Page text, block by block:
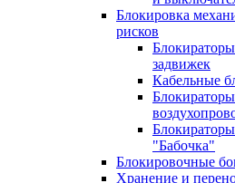
Блокировка
рисков
задвижек
Кабельные
"Бабочка"
Блокировочные
Хранение и